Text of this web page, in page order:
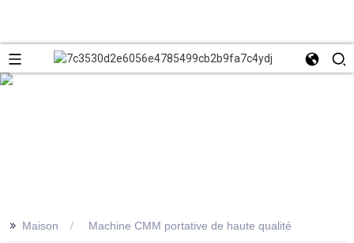
>> Maison Machine CMM portative de haute qualité